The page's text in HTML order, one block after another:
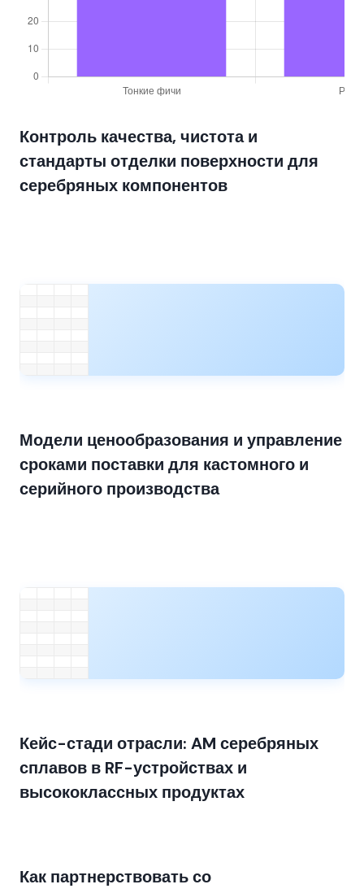
Контроль качества, чистота и
стандарты отделки поверхности для
серебряных компонентов
Модели ценообразования и управление
сроками поставки для кастомного и
серийного производства
Кейс-стади отрасли: AM серебряных
сплавов в RF-устройствах и
высококлассных продуктах
Как партнерствовать со